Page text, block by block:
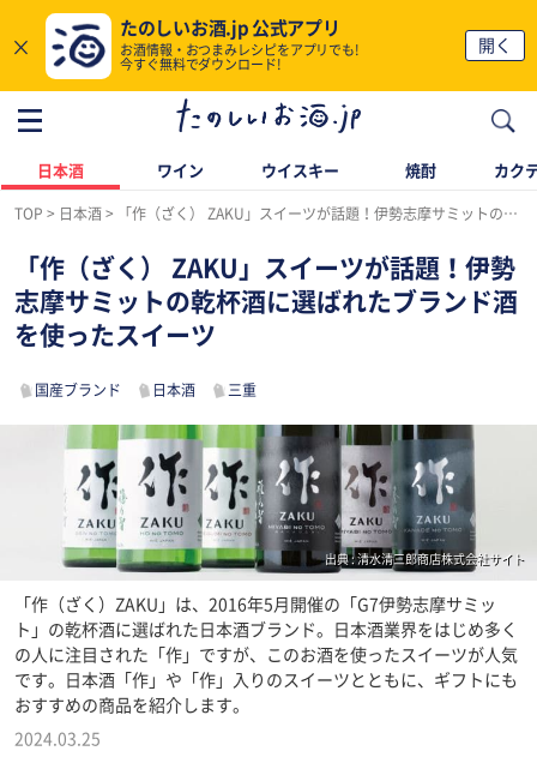
×
たのしいお酒.jp 公式アプリ
お酒情報・おつまみレシピをアプリでも!
今すぐ無料でダウンロード!
開く
日本酒 ワイン ウイスキー 焼酎 カク
TOP 日本酒 「作（ざく） ZAKU」スイーツが話題！伊勢志摩サミットの乾杯酒に選ばれたブランド酒を使ったスイーツ
「作（ざく） ZAKU」スイーツが話題！伊勢
志摩サミットの乾杯酒に選ばれたブランド酒
を使ったスイーツ
国産ブランド 日本酒 三重
出典 : 清水清三郎商店株式会社サイト
「作（ざく）ZAKU」は、2016年5月開催の「G7伊勢志摩サミッ
ト」の乾杯酒に選ばれた日本酒ブランド。日本酒業界をはじめ多く
の人に注目された「作」ですが、このお酒を使ったスイーツが人気
です。日本酒「作」や「作」入りのスイーツとともに、ギフトにも
おすすめの商品を紹介します。
2024.03.25